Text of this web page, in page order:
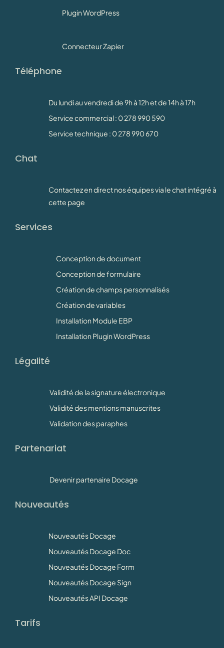
Plugin WordPress
Connecteur Zapier
Téléphone
Du lundi au vendredi de 9h à 12h et de 14h à 17h
Service commercial : 0 278 990 590
Service technique : 0 278 990 670
Chat
Contactez en direct nos équipes via le chat intégré à
cette page
Services
Conception de document
Conception de formulaire
Création de champs personnalisés
Création de variables
Installation Module EBP
Installation Plugin WordPress
Légalité
Validité de la signature électronique
Validité des mentions manuscrites
Validation des paraphes
Partenariat
Devenir partenaire Docage
Nouveautés
Nouveautés Docage
Nouveautés Docage Doc
Nouveautés Docage Form
Nouveautés Docage Sign
Nouveautés API Docage
Tarifs